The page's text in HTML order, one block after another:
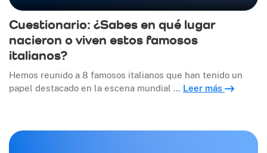
Cuestionario: ¿Sabes en qué lugar
nacieron o viven estos famosos
italianos?
Hemos reunido a 8 famosos italianos que han tenido un
papel destacado en la escena mundial … Leer más